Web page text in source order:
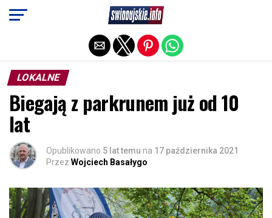
LOKALNE
Biegają z parkrunem już od 10
lat
Opublikowano 5 lat temu na 17 października 2021
Przez Wojciech Basałygo
Exit mobile version